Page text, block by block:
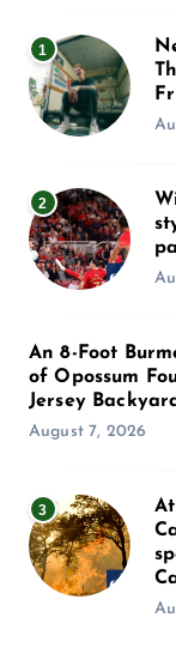
1
2
An 8-Foot
of Opossum
Jersey Backyard
August 7, 2026
3